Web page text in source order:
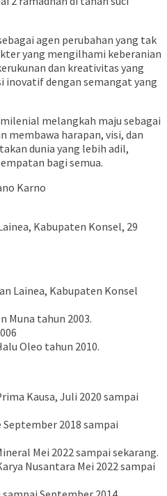
agen perubahan yang tak
yang mengilhami keberanian
dan kreativitas yang
inovatif dengan semangat yang
melangkah maju sebagai
membawa harapan, visi, dan
dunia yang lebih adil,
bagi semua.
Karno
Kabupaten Konsel, 29
Lainea, Kabupaten Konsel
Muna tahun 2003.
Oleo tahun 2010.
Kausa, Juli 2020 sampai
2018 sampai
Mei 2022 sampai sekarang.
Nusantara Mei 2022 sampai